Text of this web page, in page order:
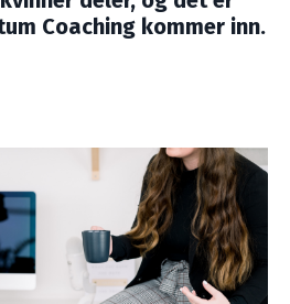
Coaching kommer inn.